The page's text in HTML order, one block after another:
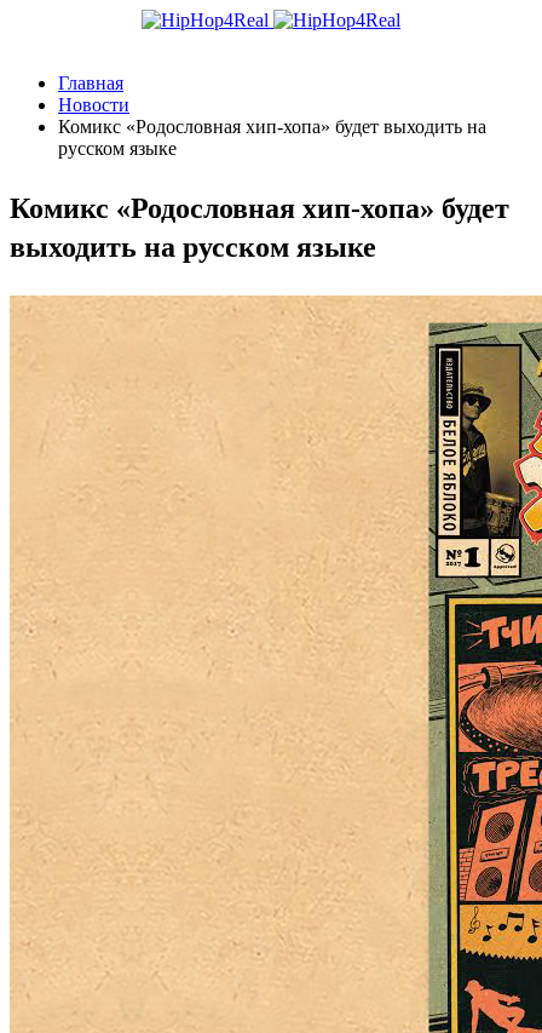
Главная
Новости
Комикс «Родословная хип-хопа» будет выходить на
русском языке
Комикс «Родословная хип-хопа» будет
выходить на русском языке